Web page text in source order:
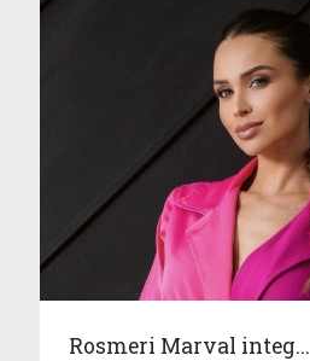
Rosmeri Marval integ...